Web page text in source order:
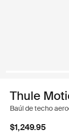
Thule
Baúl de techo
$1,249.95